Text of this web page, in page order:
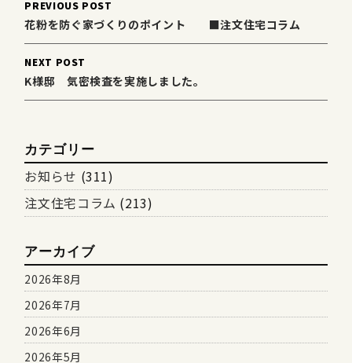
Post
navigation
PREVIOUS POST
花粉を防ぐ家づくりのポイント ■注文住宅コラム
NEXT POST
K様邸 気密検査を実施しました。
カテゴリー
お知らせ (311)
注文住宅コラム (213)
アーカイブ
2026年8月
2026年7月
2026年6月
2026年5月